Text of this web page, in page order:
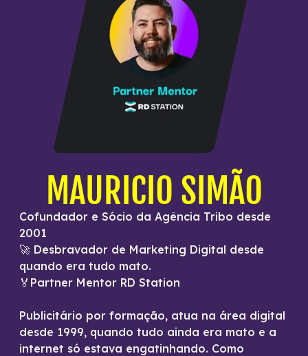
MAURICIO SIMÃO
Cofundador e Sócio da Agência Tribo desde
2001
🚀 Desbravador de Marketing Digital desde
quando era tudo mato.
🏅Partner Mentor RD Station
Publicitário por formação, atua na área digital
desde 1999, quando tudo ainda era mato e a
internet só estava engatinhando. Como